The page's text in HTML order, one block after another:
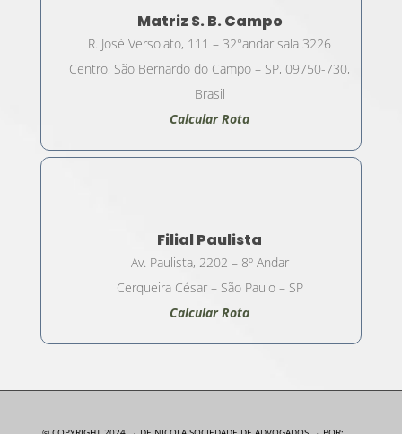
Matriz S. B. Campo
R. José Versolato, 111 – 32°andar sala 3226
Centro, São Bernardo do Campo – SP, 09750-730,
Brasil
Calcular Rota
Filial Paulista
Av. Paulista, 2202 – 8º Andar
Cerqueira César – São Paulo – SP
Calcular Rota